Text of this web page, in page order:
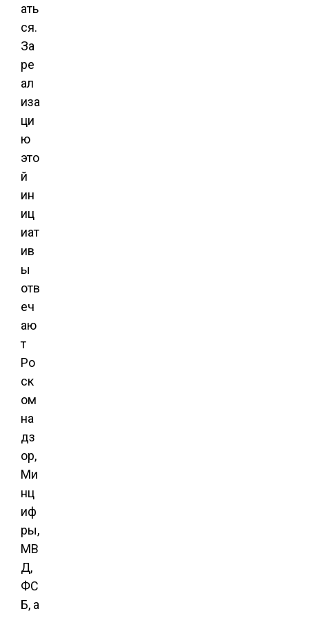
ать
ся.
За
ре
ал
иза
ци
ю
это
й
ин
иц
иат
ив
ы
отв
еч
аю
т
Ро
ск
ом
на
дз
ор,
Ми
нц
иф
ры,
МВ
Д,
ФС
Б, а